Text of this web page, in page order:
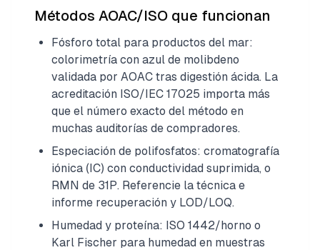
Métodos AOAC/ISO que funcionan
Fósforo total para productos del mar:
colorimetría con azul de molibdeno
validada por AOAC tras digestión ácida. La
acreditación ISO/IEC 17025 importa más
que el número exacto del método en
muchas auditorías de compradores.
Especiación de polifosfatos: cromatografía
iónica (IC) con conductividad suprimida, o
RMN de 31P. Referencie la técnica e
informe recuperación y LOD/LOQ.
Humedad y proteína: ISO 1442/horno o
Karl Fischer para humedad en muestras